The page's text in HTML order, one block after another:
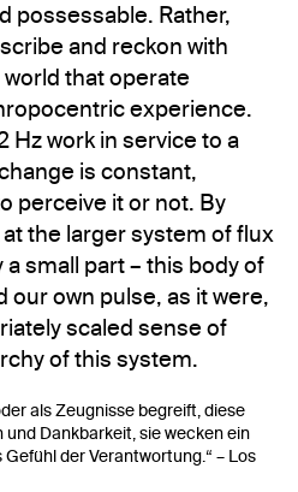
possessable. Rather,
and reckon with
that operate
experience.
Hz work in service to a
is constant,
perceive it or not. By
the larger system of flux
a small part – this body of
our own pulse, as it were,
scaled sense of
of this system.
als Zeugnisse begreift, diese
Dankbarkeit, sie wecken ein
der Verantwortung.“ – Los